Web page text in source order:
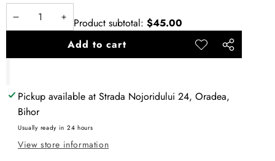
DecreaseIncrease
quantity
Product subtotal: $45.00
Add to cart
Add to
Share
Pickup available at Strada Nojoridului 24, Oradea,
Bihor
Usually ready in 24 hours
View store information